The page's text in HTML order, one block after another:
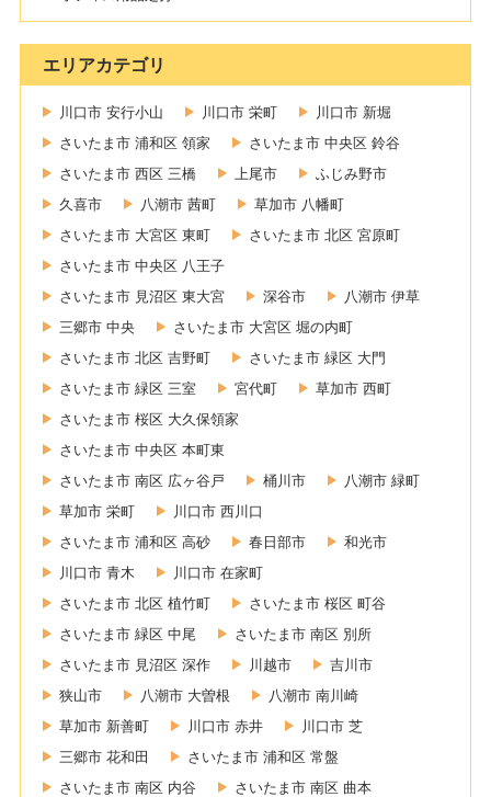
エリアカテゴリ
川口市 安行小山 川口市 栄町
川口市 新堀
さいたま市 浦和区 領家
さいたま市 中央区 鈴谷
さいたま市 西区 三橋
上尾市
ふじみ野市
久喜市
八潮市 茜町
草加市 八幡町
さいたま市 大宮区 東町
さいたま市 北区 宮原町
さいたま市 中央区 八王子
さいたま市 見沼区 東大宮
深谷市
八潮市 伊草
三郷市 中央
さいたま市 大宮区 堀の内町
さいたま市 北区 吉野町
さいたま市 緑区 大門
さいたま市 緑区 三室
宮代町
草加市 西町
さいたま市 桜区 大久保領家
さいたま市 中央区 本町東
さいたま市 南区 広ヶ谷戸
桶川市
八潮市 緑町
草加市 栄町
川口市 西川口
さいたま市 浦和区 高砂
春日部市
和光市
川口市 青木
川口市 在家町
さいたま市 北区 植竹町
さいたま市 桜区 町谷
さいたま市 緑区 中尾
さいたま市 南区 別所
さいたま市 見沼区 深作
川越市
吉川市
狭山市
八潮市 大曽根
八潮市 南川崎
草加市 新善町
川口市 赤井
川口市 芝
三郷市 花和田
さいたま市 浦和区 常盤
さいたま市 南区 内谷
さいたま市 南区 曲本